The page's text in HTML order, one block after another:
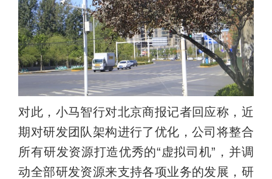
对此，小马智行对北京商报记者回应称，近
期对研发团队架构进行了优化，公司将整合
所有研发资源打造优秀的“虚拟司机”，并调
动全部研发资源来支持各项业务的发展，研